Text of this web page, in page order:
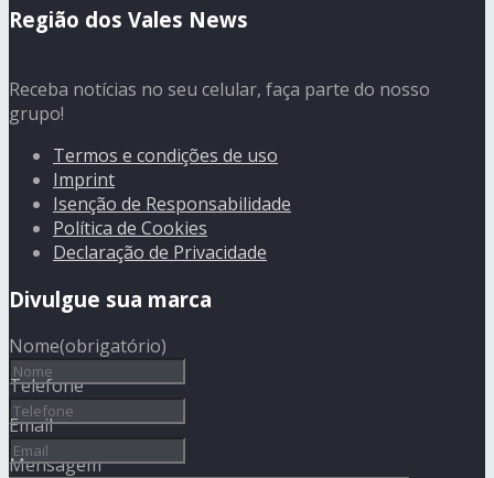
Região dos Vales News
Receba notícias no seu celular, faça parte do nosso
grupo!
Termos e condições de uso
Imprint
Isenção de Responsabilidade
Política de Cookies
Declaração de Privacidade
Divulgue sua marca
Nome(obrigatório)
Telefone
Email
Mensagem